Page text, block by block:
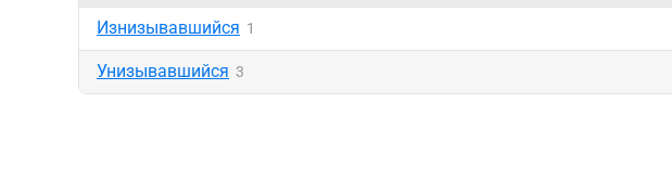
Изнизывавшийся 1
Унизывавшийся 3